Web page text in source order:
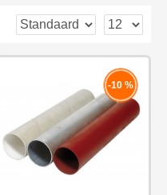
-10 %